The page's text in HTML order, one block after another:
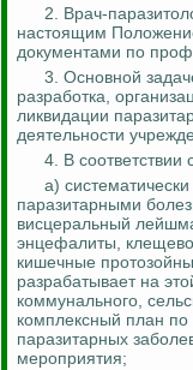
2. Врач-
настоящим
документами по
3. Основной
разработка,
ликвидации
деятельности
4. В соответствии
а)
паразитарными
висцеральный
энцефалиты,
кишечные
разрабатывает на
коммунального,
комплексный план
паразитарных
мероприятия;